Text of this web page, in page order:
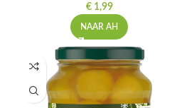
€1,99
NAAR AH